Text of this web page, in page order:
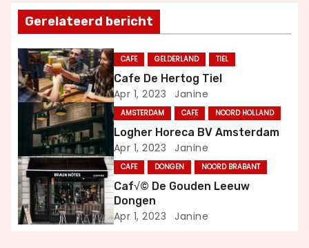
t
n
a
v
g
a
t
Gerelateerd bericht
CAFE GELDERLAND TIEL
Cafe De Hertog Tiel
Apr 1, 2023 Janine
AMSTERDAM CAFE NOORD HOLLAND
Logher Horeca BV Amsterdam
Apr 1, 2023 Janine
CAFE DONGEN NOORD BRABANT
Caf√© De Gouden Leeuw
Dongen
Apr 1, 2023 Janine